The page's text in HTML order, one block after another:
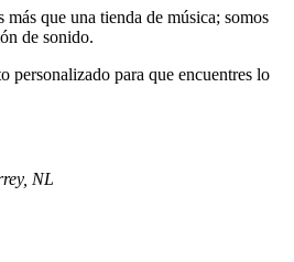
que una tienda de música; somos
de sonido.
personalizado para que encuentres lo
NL